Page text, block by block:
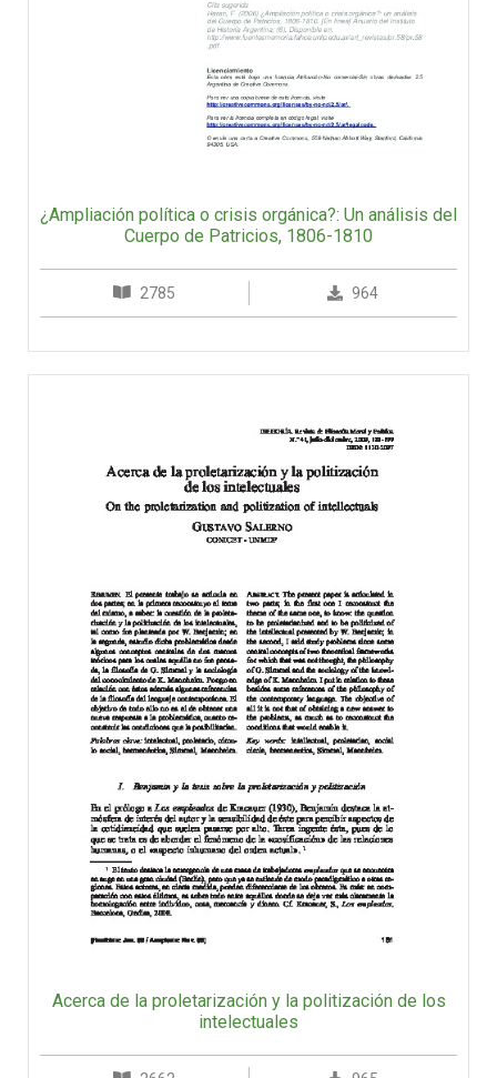
¿Ampliación política o crisis orgánica?: Un análisis del
Cuerpo de Patricios, 1806-1810
2785 964
Acerca de la proletarización y la politización de los
intelectuales